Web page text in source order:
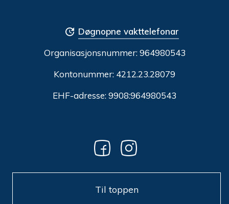
Døgnopne vakttelefonar
Organisasjonsnummer:964980543
Kontonummer: 4212.23.28079
EHF-adresse: 9908:964980543
Til toppen